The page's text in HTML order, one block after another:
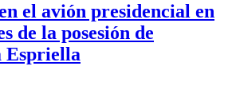
el avión presidencial en
de la posesión de
Espriella